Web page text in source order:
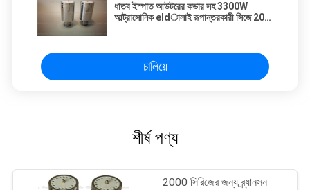
ধাতব ইস্পাত আউটরের কভার সহ 3300W
আল্ট্রাসোনিক eldালাই রূপান্তরকারী সিজে 20
চালিয়ে
শীর্ষ পণ্য
2000 সিরিজের জন্য ব্র্যানসন